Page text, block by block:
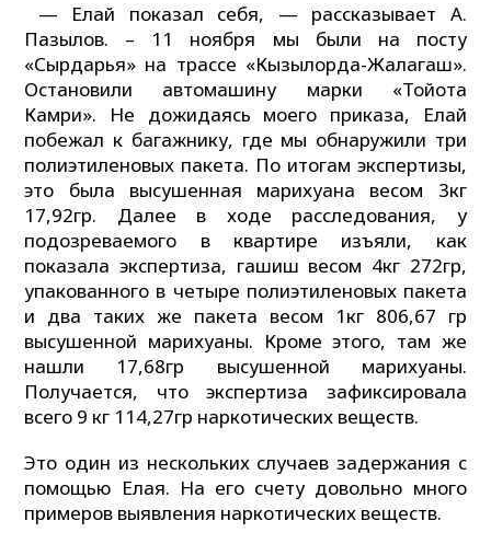
— Елай показал себя, — рассказывает А.
Пазылов. – 11 ноября мы были на посту
«Сырдарья» на трассе «Кызылорда-Жалагаш».
Остановили автомашину марки «Тойота
Камри». Не дожидаясь моего приказа, Елай
побежал к багажнику, где мы обнаружили три
полиэтиленовых пакета. По итогам экспертизы,
это была высушенная марихуана весом 3кг
17,92гр. Далее в ходе расследования, у
подозреваемого в квартире изъяли, как
показала экспертиза, гашиш весом 4кг 272гр,
упакованного в четыре полиэтиленовых пакета
и два таких же пакета весом 1кг 806,67 гр
высушенной марихуаны. Кроме этого, там же
нашли 17,68гр высушенной марихуаны.
Получается, что экспертиза зафиксировала
всего 9 кг 114,27гр наркотических веществ.
Это один из нескольких случаев задержания с
помощью Елая. На его счету довольно много
примеров выявления наркотических веществ.